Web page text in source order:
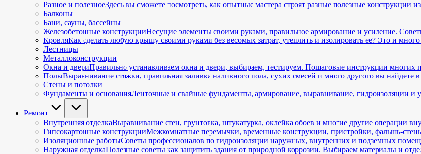
Разное и полезноеЗдесь вы сможете посмотреть, как опытные мастера строят разные полезные конструкции
Балконы
Бани, сауны, бассейны
Железобетонные конструкцииНесущие элементы своими руками, правильное армирование и усиление.
КровляКак сделать любую крышу своими руками без весомых затрат, утеплить и изолировать ее? Это и много
Лестницы
Металлоконструкции
Окна и двериПравильно устанавливаем окна и двери, выбираем, тестируем. Пошаговые инструкции многих
ПолыВыравнивание стяжки, правильная заливка наливного пола, сухих смесей и много другого вы найдете в
Стены и потолки
Фундаменты и основанияЛенточные и свайные фундаменты, армирование, выравнивание, гидроизоляции и
Ремонт
Внутренняя отделкаВыравнивание стен, грунтовка, штукатурка, оклейка обоев и многие другие операции
Гипсокартонные конструкцииМежкомнатные перемычки, временные конструкции, пристройки, фальшь-
Изоляционные работыСоветы профессионалов по гидроизоляции наружных, внутренних и подземных
Наружная отделкаПолезные советы как защитить здания от природной коррозии. Выбираем материалы и